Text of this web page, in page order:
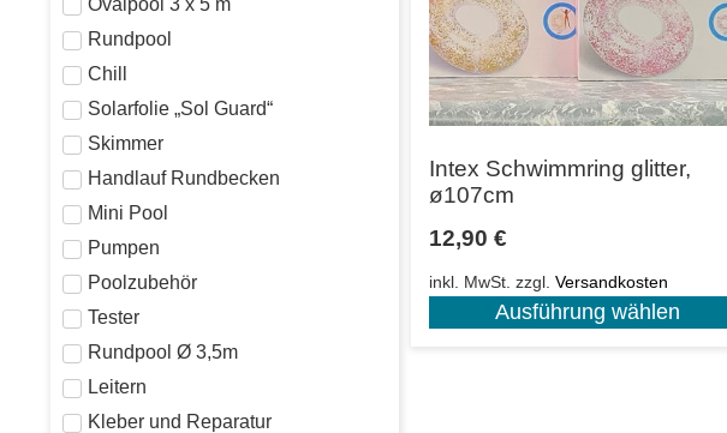
Rundpool
Chill
Solarfolie „Sol Guard“
Skimmer
Handlauf Rundbecken
Mini Pool
Pumpen
Poolzubehör
Tester
Rundpool Ø 3,5m
Leitern
Kleber und Reparatur
Intex Schwimmring glitter,
ø107cm
12,90 €
inkl. MwSt. zzgl. Versandkosten
Ausführung wählen